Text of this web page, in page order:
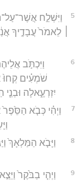
5
וַיִּשְׁלַ֣ח
׀ לֵאמֹר֙ עֲבָדֶ֣יךָ
6
וַיִּכְתֹּ֣ב
שֹׁמְעִ֗ים קְחוּ֙
יִזְרְעֶ֑אלָה
7
וַיְהִ֗י כְּבֹ֤א
8
וַיָּבֹ֤א הַמַּלְאָךְ֙
9
וַיְהִ֤י בַבֹּ֙קֶר֙